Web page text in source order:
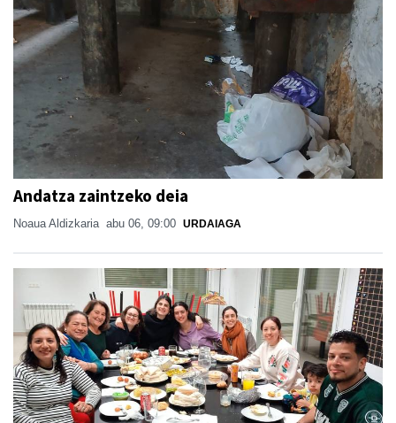
Andatza zaintzeko deia
Noaua Aldizkaria abu 06, 09:00 URDAIAGA